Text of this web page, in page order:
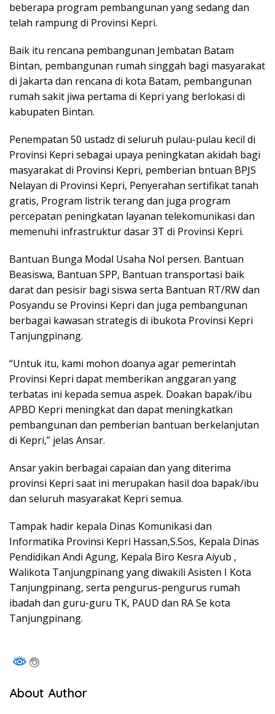
beberapa program pembangunan yang sedang dan
telah rampung di Provinsi Kepri.
Baik itu rencana pembangunan Jembatan Batam
Bintan, pembangunan rumah singgah bagi masyarakat
di Jakarta dan rencana di kota Batam, pembangunan
rumah sakit jiwa pertama di Kepri yang berlokasi di
kabupaten Bintan.
Penempatan 50 ustadz di seluruh pulau-pulau kecil di
Provinsi Kepri sebagai upaya peningkatan akidah bagi
masyarakat di Provinsi Kepri, pemberian bntuan BPJS
Nelayan di Provinsi Kepri, Penyerahan sertifikat tanah
gratis, Program listrik terang dan juga program
percepatan peningkatan layanan telekomunikasi dan
memenuhi infrastruktur dasar 3T di Provinsi Kepri.
Bantuan Bunga Modal Usaha Nol persen. Bantuan
Beasiswa, Bantuan SPP, Bantuan transportasi baik
darat dan pesisir bagi siswa serta Bantuan RT/RW dan
Posyandu se Provinsi Kepri dan juga pembangunan
berbagai kawasan strategis di ibukota Provinsi Kepri
Tanjungpinang.
“Untuk itu, kami mohon doanya agar pemerintah
Provinsi Kepri dapat memberikan anggaran yang
terbatas ini kepada semua aspek. Doakan bapak/ibu
APBD Kepri meningkat dan dapat meningkatkan
pembangunan dan pemberian bantuan berkelanjutan
di Kepri,” jelas Ansar.
Ansar yakin berbagai capaian dan yang diterima
provinsi Kepri saat ini merupakan hasil doa bapak/ibu
dan seluruh masyarakat Kepri semua.
Tampak hadir kepala Dinas Komunikasi dan
Informatika Provinsi Kepri Hassan,S.Sos, Kepala Dinas
Pendidikan Andi Agung, Kepala Biro Kesra Aiyub ,
Walikota Tanjungpinang yang diwakili Asisten I Kota
Tanjungpinang, serta pengurus-pengurus rumah
ibadah dan guru-guru TK, PAUD dan RA Se kota
Tanjungpinang.
About Author